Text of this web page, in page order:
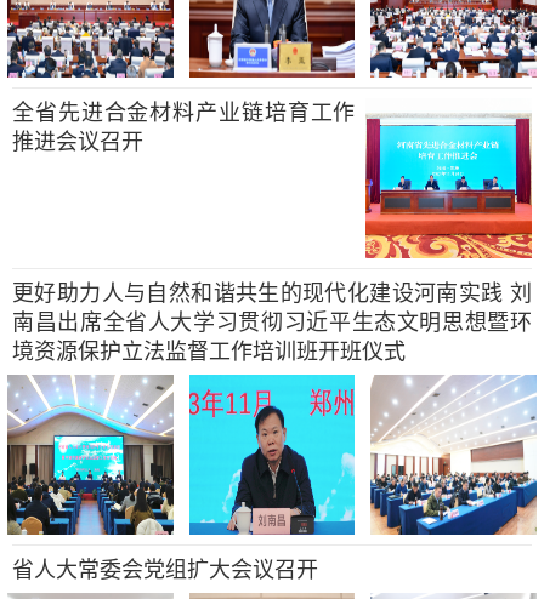
全省先进合金材料产业链培育工作
推进会议召开
更好助力人与自然和谐共生的现代化建设河南实践 刘
南昌出席全省人大学习贯彻习近平生态文明思想暨环
境资源保护立法监督工作培训班开班仪式
省人大常委会党组扩大会议召开